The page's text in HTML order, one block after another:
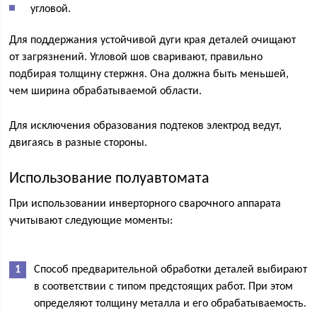
угловой.
Для поддержания устойчивой дуги края деталей очищают
от загрязнений. Угловой шов сваривают, правильно
подбирая толщину стержня. Она должна быть меньшей,
чем ширина обрабатываемой области.
Для исключения образования подтеков электрод ведут,
двигаясь в разные стороны.
Использование полуавтомата
При использовании инверторного сварочного аппарата
учитывают следующие моменты:
Способ предварительной обработки деталей выбирают
в соответствии с типом предстоящих работ. При этом
определяют толщину металла и его обрабатываемость.